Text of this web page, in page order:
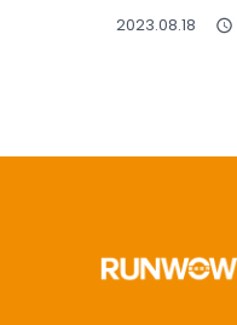
2023.08.18